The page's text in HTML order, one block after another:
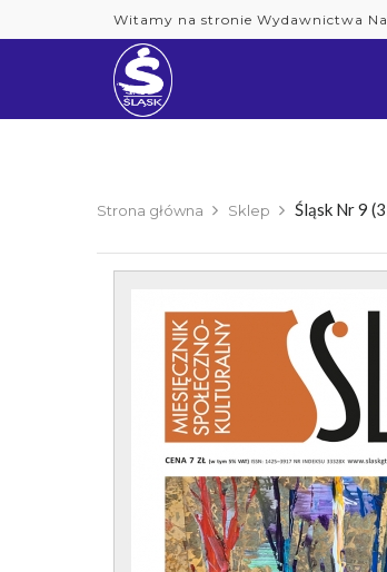
to
Witamy na stronie Wydawnictwa
Strona główna Sklep Śląsk Nr 9